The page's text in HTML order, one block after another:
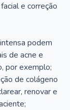
e correção
podem
de acne e
por exemplo;
de colágeno
renovar e